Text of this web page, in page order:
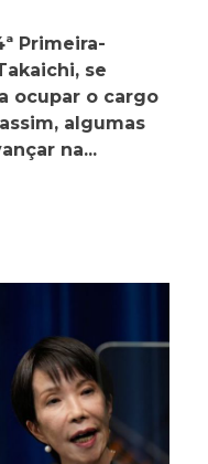
Primeira-
se
ocupar o cargo
algumas
na...